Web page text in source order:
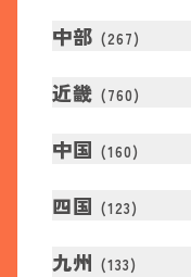
中部 (267)
近畿 (760)
中国 (160)
四国 (123)
九州 (133)